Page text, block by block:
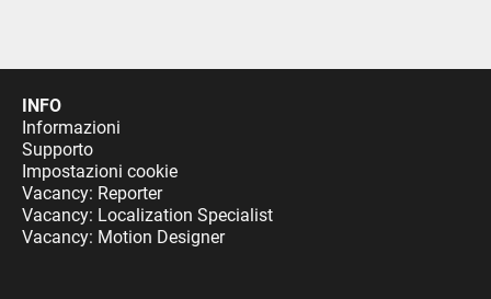
INFO
Informazioni
Supporto
Impostazioni cookie
Vacancy: Reporter
Vacancy: Localization Specialist
Vacancy: Motion Designer